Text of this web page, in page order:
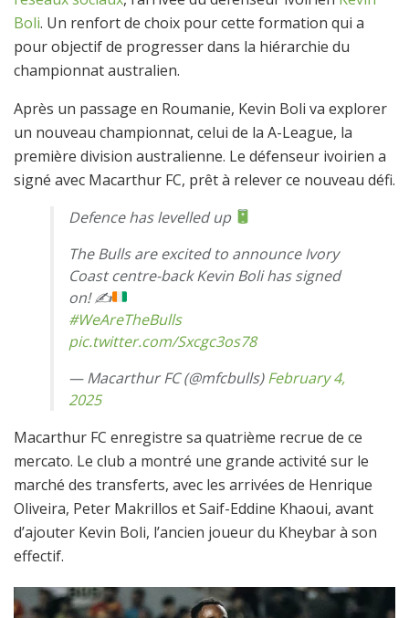
Boli. Un renfort de choix pour cette formation qui a
pour objectif de progresser dans la hiérarchie du
championnat australien.
Après un passage en Roumanie, Kevin Boli va explorer
un nouveau championnat, celui de la A-League, la
première division australienne. Le défenseur ivoirien a
signé avec Macarthur FC, prêt à relever ce nouveau défi.
Defence has levelled up
The Bulls are excited to announce Ivory
Coast centre-back Kevin Boli has signed
on! ✍
#WeAreTheBulls
pic.twitter.com/Sxcgc3os78
— Macarthur FC (@mfcbulls)February 4,
2025
Macarthur FC enregistre sa quatrième recrue de ce
mercato. Le club a montré une grande activité sur le
marché des transferts, avec les arrivées de Henrique
Oliveira, Peter Makrillos et Saif-Eddine Khaoui, avant
d’ajouter Kevin Boli, l’ancien joueur du Kheybar à son
effectif.